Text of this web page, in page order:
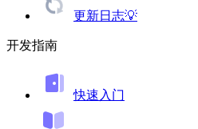
更新日志💡
开发指南
快速入门